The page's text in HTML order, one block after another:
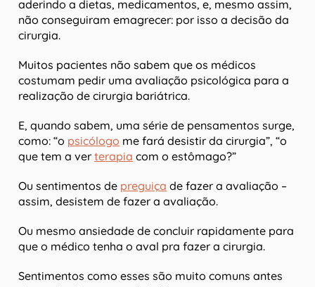
aderindo a dietas, medicamentos, e, mesmo assim,
não conseguiram emagrecer: por isso a decisão da
cirurgia.
Muitos pacientes não sabem que os médicos
costumam pedir uma avaliação psicológica para a
realização de cirurgia bariátrica.
E, quando sabem, uma série de pensamentos surge,
como: “o psicólogo me fará desistir da cirurgia”, “o
que tem a ver terapia com o estômago?”
Ou sentimentos de preguiça de fazer a avaliação –
assim, desistem de fazer a avaliação.
Ou mesmo ansiedade de concluir rapidamente para
que o médico tenha o aval pra fazer a cirurgia.
Sentimentos como esses são muito comuns antes